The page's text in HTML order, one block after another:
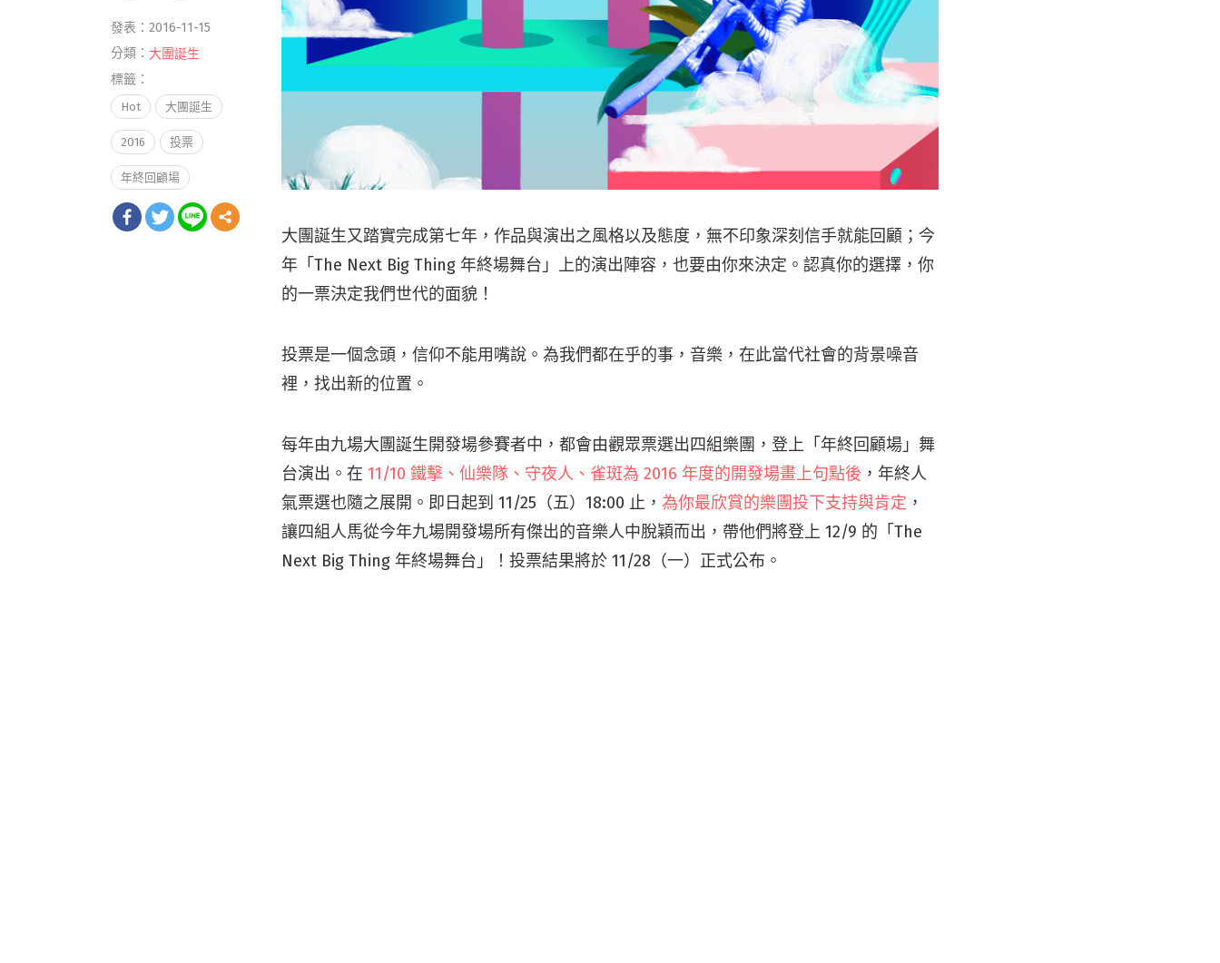
大團誕生又踏實完成第七年，作品與演出之風格以及態度，無不印象深刻信手就能回顧；今
年「The Next Big Thing 年終場舞台」上的演出陣容，也要由你來決定。認真你的選擇，你
的一票決定我們世代的面貌！
投票是一個念頭，信仰不能用嘴說。為我們都在乎的事，音樂，在此當代社會的背景噪音
裡，找出新的位置。
每年由九場大團誕生開發場參賽者中，都會由觀眾票選出四組樂團，登上「年終回顧場」舞
台演出。在 11/10 鐵擊、仙樂隊、守夜人、雀斑為 2016 年度的開發場畫上句點後 ，年終人
氣票選也隨之展開。即日起到 11/25（五）18:00 止，為你最欣賞的樂團投下支持與肯定 ，
讓四組人馬從今年九場開發場所有傑出的音樂人中脫穎而出，帶他們將登上 12/9 的「The
Next Big Thing 年終場舞台」！投票結果將於 11/28（一）正式公布。
發表：2016-11-15
分類： 大團誕生
標籤：
Hot 大團誕生
2016 投票
年終回顧場